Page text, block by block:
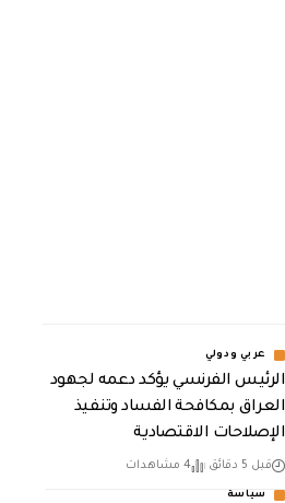
عربي ودولي
الرئيس الفرنسي يؤكد دعمه لجهود
العراق بمكافحة الفساد وتنفيذ
الإصلاحات الاقتصادية
قبل 5 دقائق 4 مشاهدات
سياسة